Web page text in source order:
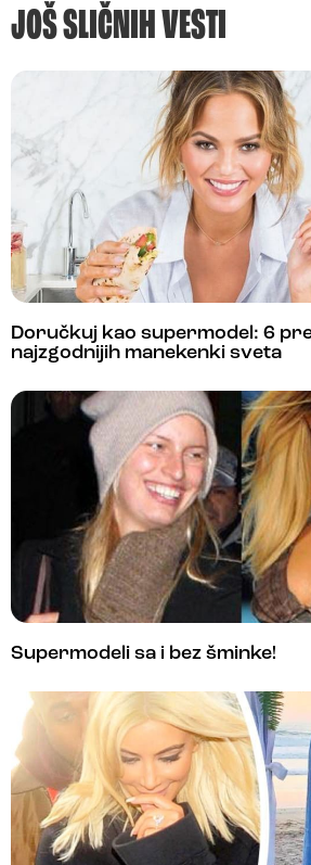
JOŠ SLIČNIH VESTI
Doručkuj kao supermodel: 6
najzgodnijih manekenki sveta
Supermodeli sa i bez šminke!